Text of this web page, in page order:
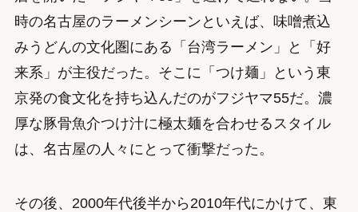
時の名古屋のラーメンシーンといえば、味噌煮込
みうどんの文化圏にある「台湾ラーメン」と「好
来系」が主役だった。そこに「つけ麺」という東
京発の食文化を持ち込んだのがフジヤマ55だ。濃
厚な豚骨魚介つけ汁に極太麺を合わせるスタイル
は、名古屋の人々にとって衝撃だった。
その後、2000年代後半から2010年代にかけて、東